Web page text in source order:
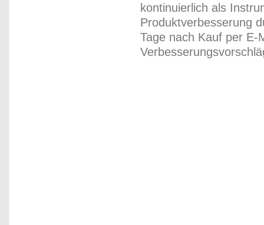
kontinuierlich als
Produktverbesserung
Tage nach Kauf per E-